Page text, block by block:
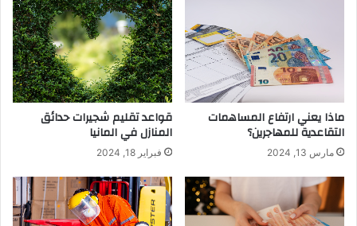
ماذا يعني ارتفاع المساهمات
التقاعدية للمهاجرين؟
مارس 13, 2024
قواعد تقليم شجيرات حدائق
المنازل في المانيا
فبراير 18, 2024